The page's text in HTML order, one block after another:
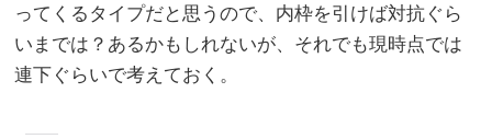
ってくるタイプだと思うので、内枠を引けば対抗ぐら
いまでは？あるかもしれないが、それでも現時点では
連下ぐらいで考えておく。